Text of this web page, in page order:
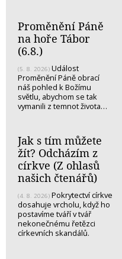
Proměnění Páně
na hoře Tábor
(6.8.)
(5. 8. 2026) Událost
Proměnění Páně obrací
náš pohled k Božímu
světlu, abychom se tak
vymanili z temnot života…
Jak s tím můžete
žít? Odcházím z
církve (Z ohlasů
našich čtenářů)
(4. 8. 2026) Pokrytectví církve
dosahuje vrcholu, když ho
postavíme tváří v tvář
nekonečnému řetězci
církevních skandálů.